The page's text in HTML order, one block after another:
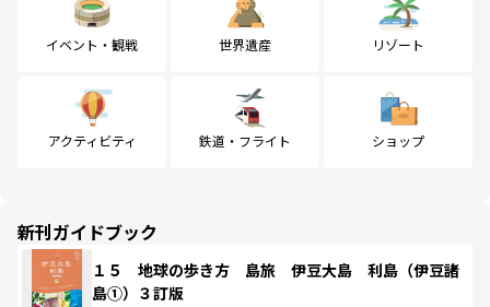
イベント・観戦 世界遺産 リゾート
アクティビティ 鉄道・フライト ショップ
新刊ガイドブック
１５ 地球の歩き方 島旅 伊豆大島 利島（伊豆諸
島①）３訂版